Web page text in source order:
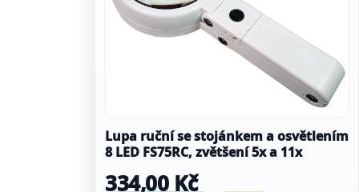
Lupa ruční se stojánkem a osvětlením
8 LED FS75RC, zvětšení 5x a 11x
334,00 Kč